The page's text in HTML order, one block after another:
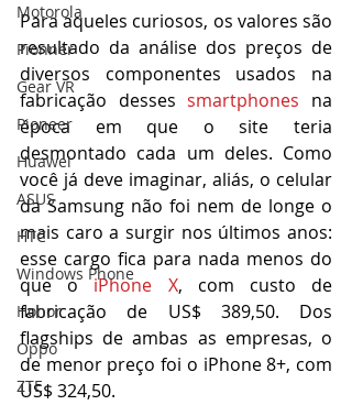
Motorola
Pionner
Gear VR
Pioneer
Huawei
ASUS
HTC
Windows Phone
Honor
Oppo
ZTE
Para aqueles curiosos, os valores são
resultado da análise dos preços de
diversos componentes usados na
fabricação desses smartphones na
época em que o site teria
desmontado cada um deles. Como
você já deve imaginar, aliás, o celular
da Samsung não foi nem de longe o
mais caro a surgir nos últimos anos:
esse cargo fica para nada menos do
que o iPhone X, com custo de
fabricação de US$ 389,50. Dos
flagships de ambas as empresas, o
de menor preço foi o iPhone 8+, com
US$ 324,50.